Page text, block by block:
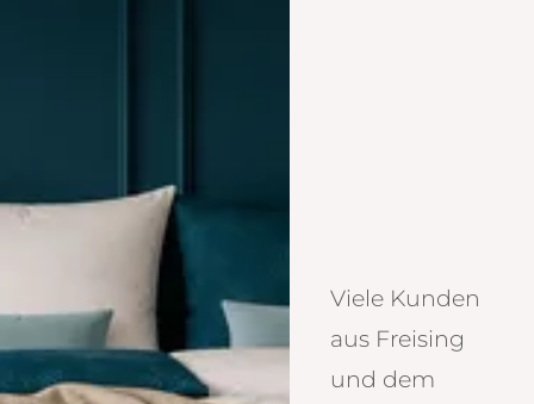
Viele Kunden
aus Freising
und dem